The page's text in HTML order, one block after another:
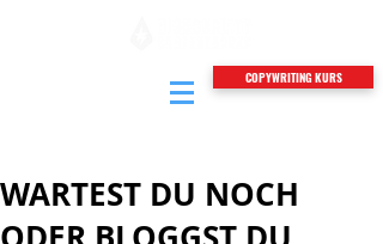
COPYWRITING KURS
WARTEST DU NOCH